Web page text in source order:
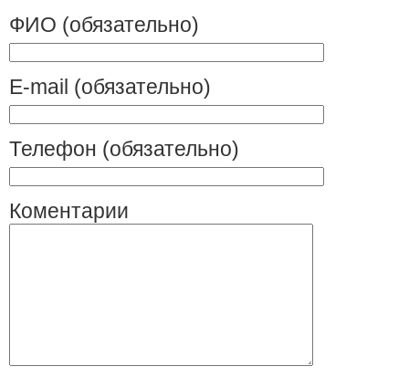
ФИО (обязательно)
E-mail (обязательно)
Телефон (обязательно)
Коментарии